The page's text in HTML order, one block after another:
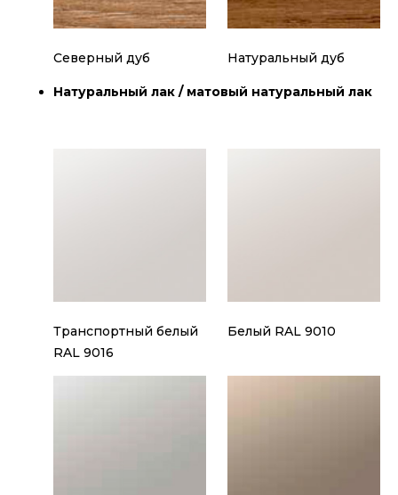
Северный дуб Натуральный дуб
Натуральный лак / матовый натуральный лак
Транспортный белый
RAL 9016
Белый RAL 9010